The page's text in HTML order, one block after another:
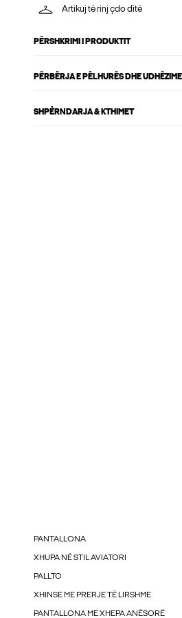
Artikuj të rinj çdo ditë
PËRSHKRIMI I PRODUKTIT
PËRBËRJA E PËLHURËS DHE
SHPËRNDARJA & KTHIMET
PANTALLONA
XHUPA NË STIL AVIATORI
PALLTO
XHINSE ME PRERJE TË LIRSHME
PANTALLONA ME XHEPA ANËSORË